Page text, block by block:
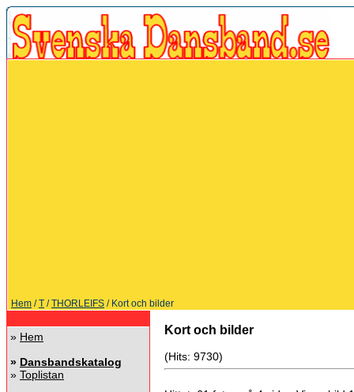
Hem /T /THORLEIFS / Kort och bilder
» Hem
» Dansbandskatalog
» Toplistan
Kort och bilder
(Hits: 9730)